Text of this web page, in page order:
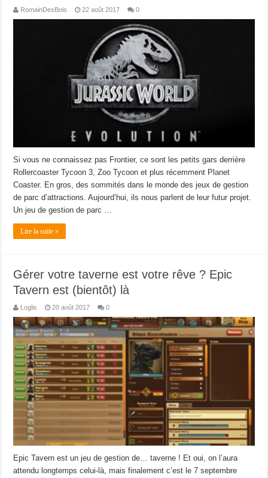
RomainDesBois 22 août 2017 0
Si vous ne connaissez pas Frontier, ce sont les petits gars derrière
Rollercoaster Tycoon 3, Zoo Tycoon et plus récemment Planet
Coaster. En gros, des sommités dans le monde des jeux de gestion
de parc d’attractions. Aujourd’hui, ils nous parlent de leur futur projet.
Un jeu de gestion de parc …
Lire la suite »
Gérer votre taverne est votre rêve ? Epic
Tavern est (bientôt) là
Loglis 20 août 2017 0
Epic Tavern est un jeu de gestion de… taverne ! Et oui, on l’aura
attendu longtemps celui-là, mais finalement c’est le 7 septembre